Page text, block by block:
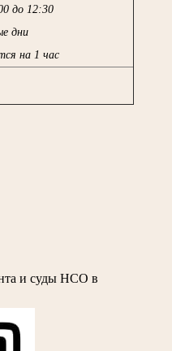
до 12:30
дни
на 1 час
и суды НСО в